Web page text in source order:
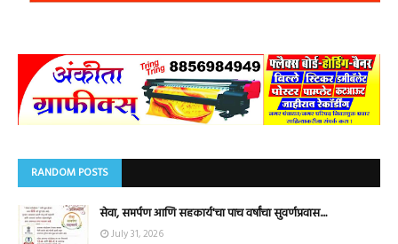
RANDOM POSTS
सेवा, समर्पण आणि सहकार्य'चा पाच वर्षांचा सुवर्णप्रवास....
July 31, 2026